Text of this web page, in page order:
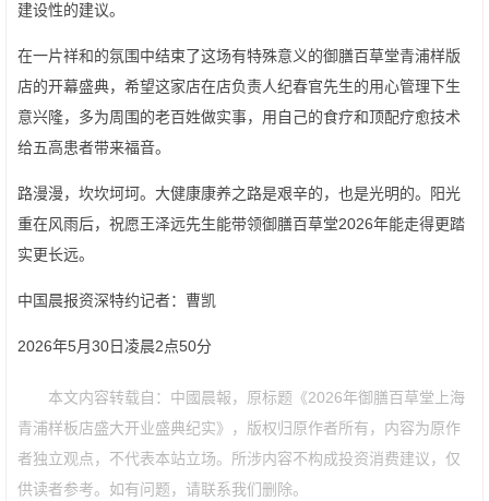
建设性的建议。
在一片祥和的氛围中结束了这场有特殊意义的御膳百草堂青浦样版
店的开幕盛典，希望这家店在店负责人纪春官先生的用心管理下生
意兴隆，多为周围的老百姓做实事，用自己的食疗和顶配疗愈技术
给五高患者带来福音。
路漫漫，坎坎坷坷。大健康康养之路是艰辛的，也是光明的。阳光
重在风雨后，祝愿王泽远先生能带领御膳百草堂2026年能走得更踏
实更长远。
中国晨报资深特约记者：曹凯
2026年5月30日凌晨2点50分
本文内容转载自：中國晨報，原标题《2026年御膳百草堂上海
青浦样板店盛大开业盛典纪实》，版权归原作者所有，内容为原作
者独立观点，不代表本站立场。所涉内容不构成投资消费建议，仅
供读者参考。如有问题，请联系我们删除。